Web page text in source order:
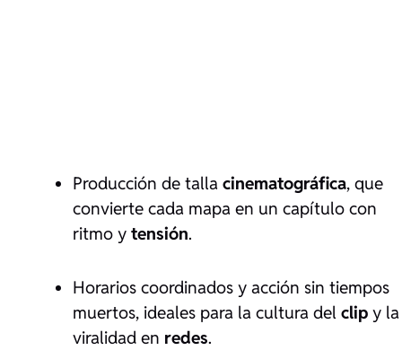
Producción de talla cinematográfica, que
convierte cada mapa en un capítulo con
ritmo y tensión.
Horarios coordinados y acción sin tiempos
muertos, ideales para la cultura del clip y la
viralidad en redes.